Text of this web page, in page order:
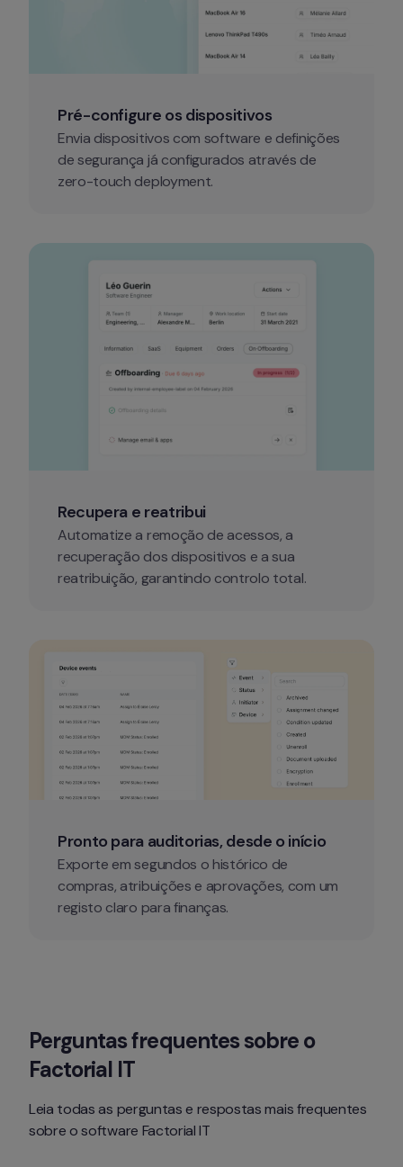
Pré-configure os dispositivos
Envia dispositivos com software e definições
de segurança já configurados através de
Recupera e reatribui
Automatize a remoção de acessos, a
recuperação dos dispositivos e a sua
Pronto para auditorias, desde o início
Exporte em segundos o histórico de
compras, atribuições e aprovações, com um
registo claro para finanças.
Perguntas frequentes sobre o
Factorial IT
Leia todas as perguntas e respostas mais frequentes
sobre o software Factorial IT